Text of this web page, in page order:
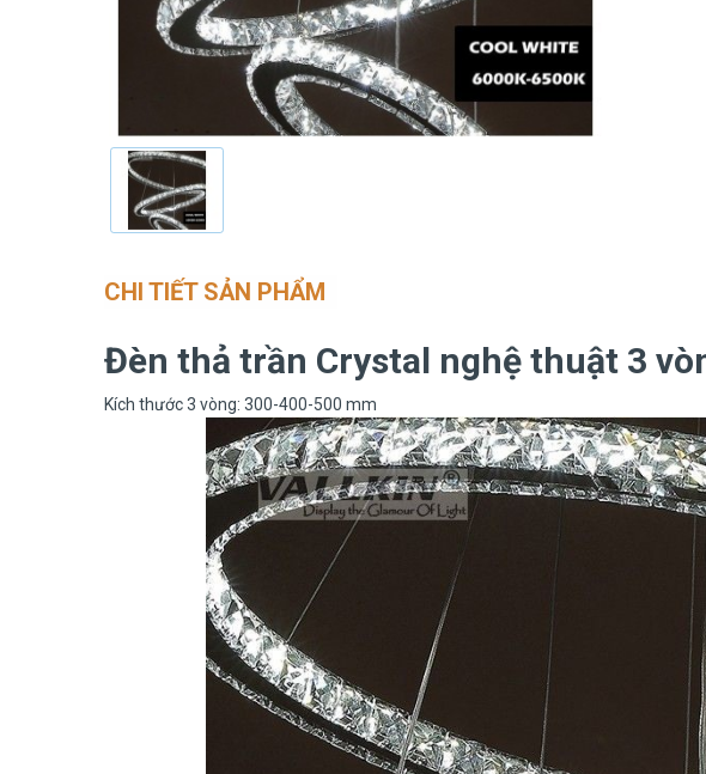
CHI TIẾT SẢN PHẨM
Đèn thả trần Crystal nghệ thuật 3
Kích thước 3 vòng: 300-400-500 mm